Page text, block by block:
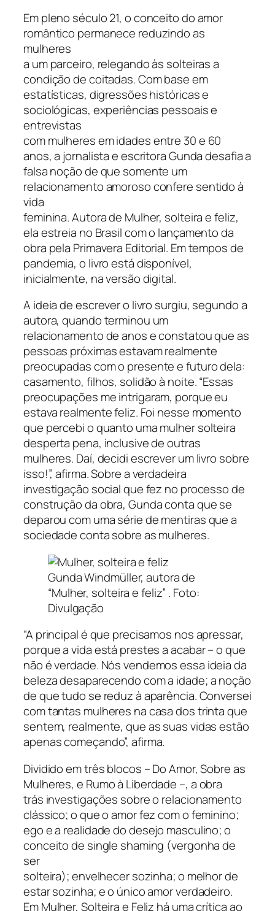
Em pleno século 21, o conceito do amor
romântico permanece reduzindo as
mulheres
a um parceiro, relegando às solteiras a
condição de coitadas. Com base em
estatísticas, digressões históricas e
sociológicas, experiências pessoais e
entrevistas
com mulheres em idades entre 30 e 60
anos, a jornalista e escritora Gunda desafia a
falsa noção de que somente um
relacionamento amoroso confere sentido à
vida
feminina. Autora de Mulher, solteira e feliz,
ela estreia no Brasil com o lançamento da
obra pela Primavera Editorial. Em tempos de
pandemia, o livro está disponível,
inicialmente, na versão digital.
A ideia de escrever o livro surgiu, segundo a
autora, quando terminou um
relacionamento de anos e constatou que as
pessoas próximas estavam realmente
preocupadas com o presente e futuro dela:
casamento, filhos, solidão à noite. “Essas
preocupações me intrigaram, porque eu
estava realmente feliz. Foi nesse momento
que percebi o quanto uma mulher solteira
desperta pena, inclusive de outras
mulheres. Daí, decidi escrever um livro sobre
isso!”, afirma. Sobre a verdadeira
investigação social que fez no processo de
construção da obra, Gunda conta que se
deparou com uma série de mentiras que a
sociedade conta sobre as mulheres.
Gunda Windmüller, autora de
“Mulher, solteira e feliz” . Foto:
Divulgação
“A principal é que precisamos nos apressar,
porque a vida está prestes a acabar – o que
não é verdade. Nós vendemos essa ideia da
beleza desaparecendo com a idade; a noção
de que tudo se reduz à aparência. Conversei
com tantas mulheres na casa dos trinta que
sentem, realmente, que as suas vidas estão
apenas começando”, afirma.
Dividido em três blocos – Do Amor, Sobre as
Mulheres, e Rumo à Liberdade –, a obra
trás investigações sobre o relacionamento
clássico; o que o amor fez com o feminino;
ego e a realidade do desejo masculino; o
conceito de single shaming (vergonha de
ser
solteira); envelhecer sozinha; o melhor de
estar sozinha; e o único amor verdadeiro.
Em Mulher, Solteira e Feliz há uma crítica ao